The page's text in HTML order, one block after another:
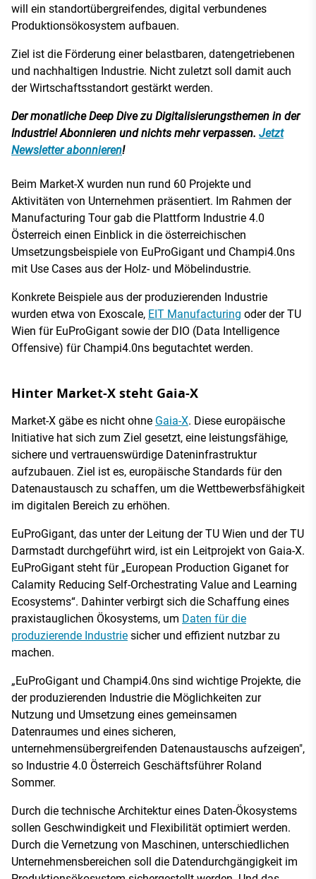
will ein standortübergreifendes, digital verbundenes
Produktionsökosystem aufbauen.
Ziel ist die Förderung einer belastbaren, datengetriebenen
und nachhaltigen Industrie. Nicht zuletzt soll damit auch
der Wirtschaftsstandort gestärkt werden.
Der monatliche Deep Dive zu Digitalisierungsthemen in der
Industrie! Abonnieren und nichts mehr verpassen. Jetzt
Newsletter abonnieren!
Beim Market-X wurden nun rund 60 Projekte und
Aktivitäten von Unternehmen präsentiert. Im Rahmen der
Manufacturing Tour gab die Plattform Industrie 4.0
Österreich einen Einblick in die österreichischen
Umsetzungsbeispiele von EuProGigant und Champi4.0ns
mit Use Cases aus der Holz- und Möbelindustrie.
Konkrete Beispiele aus der produzierenden Industrie
wurden etwa von Exoscale, EIT Manufacturing oder der TU
Wien für EuProGigant sowie der DIO (Data Intelligence
Offensive) für Champi4.0ns begutachtet werden.
Hinter Market-X steht Gaia-X
Market-X gäbe es nicht ohne Gaia-X. Diese europäische
Initiative hat sich zum Ziel gesetzt, eine leistungsfähige,
sichere und vertrauenswürdige Dateninfrastruktur
aufzubauen. Ziel ist es, europäische Standards für den
Datenaustausch zu schaffen, um die Wettbewerbsfähigkeit
im digitalen Bereich zu erhöhen.
EuProGigant, das unter der Leitung der TU Wien und der TU
Darmstadt durchgeführt wird, ist ein Leitprojekt von Gaia-X.
EuProGigant steht für „European Production Giganet for
Calamity Reducing Self-Orchestrating Value and Learning
Ecosystems“. Dahinter verbirgt sich die Schaffung eines
praxistauglichen Ökosystems, um Daten für die
produzierende Industrie sicher und effizient nutzbar zu
machen.
„EuProGigant und Champi4.0ns sind wichtige Projekte, die
der produzierenden Industrie die Möglichkeiten zur
Nutzung und Umsetzung eines gemeinsamen
Datenraumes und eines sicheren,
unternehmensübergreifenden Datenaustauschs aufzeigen",
so Industrie 4.0 Österreich Geschäftsführer Roland
Sommer.
Durch die technische Architektur eines Daten-Ökosystems
sollen Geschwindigkeit und Flexibilität optimiert werden.
Durch die Vernetzung von Maschinen, unterschiedlichen
Unternehmensbereichen soll die Datendurchgängigkeit im